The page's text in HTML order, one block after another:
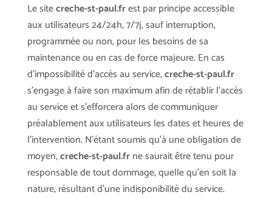
Le sitecreche-st-paul.frest par principe accessible
aux utilisateurs 24/24h, 7/7j, sauf interruption,
programmée ou non, pour les besoins de sa
maintenance ou en cas de force majeure. En cas
d’impossibilité d’accès au service,creche-st-paul.fr
s’engage à faire son maximum afin de rétablir l’accès
au service et s’efforcera alors de communiquer
préalablement aux utilisateurs les dates et heures de
l’intervention. N’étant soumis qu’à une obligation de
moyen,creche-st-paul.frne saurait être tenu pour
responsable de tout dommage, quelle qu’en soit la
nature, résultant d’une indisponibilité du service.